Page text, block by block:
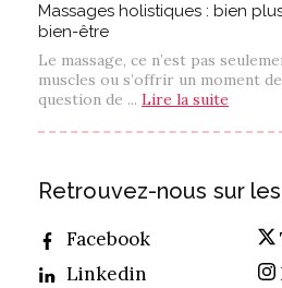
Massages holistiques : bien
bien-être
Le massage, ce n’est pas
muscles ou s’offrir un moment
question de ... Lire la suite
Retrouvez-nous sur
Facebook
Linkedin